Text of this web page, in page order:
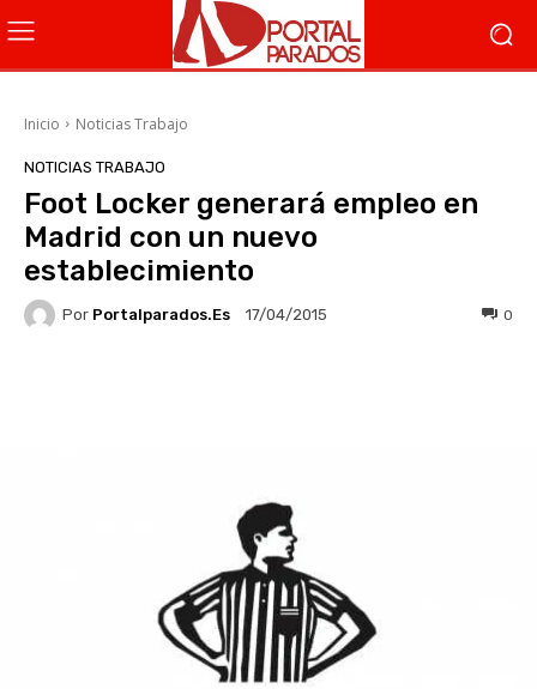
Inicio Noticias Trabajo
NOTICIAS TRABAJO
Foot Locker generará empleo en
Madrid con un nuevo
establecimiento
Por Portalparados.es 17/04/2015 0